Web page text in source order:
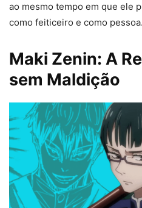
ao mesmo tempo em que ele
como feiticeiro e como pessoa.
Maki Zenin: A
sem Maldição